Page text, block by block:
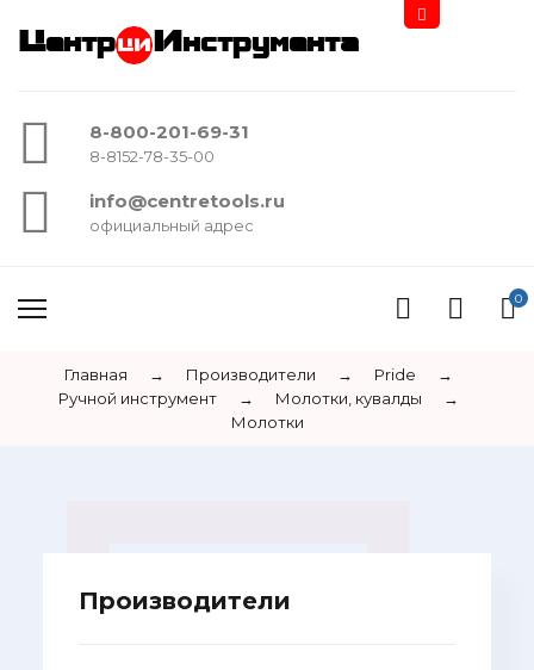
Центр Инструмента
8-800-201-69-31
8-8152-78-35-00
info@centretools.ru
официальный адрес
0
Главная → Производители → Pride
→
Ручной инструмент
→ Молотки, кувалды
→
Молотки
Производители